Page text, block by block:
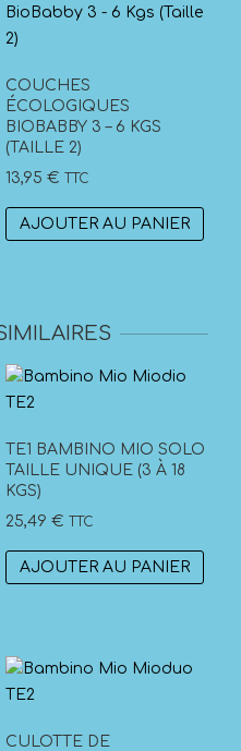
COUCHES
ÉCOLOGIQUES
BIOBABBY 3 – 6 KGS
(TAILLE 2)
13,95 € TTC
AJOUTER AU PANIER
TE1 BAMBINO MIO SOLO
TAILLE UNIQUE (3 À 18
KGS)
25,49 € TTC
AJOUTER AU PANIER
CULOTTE DE